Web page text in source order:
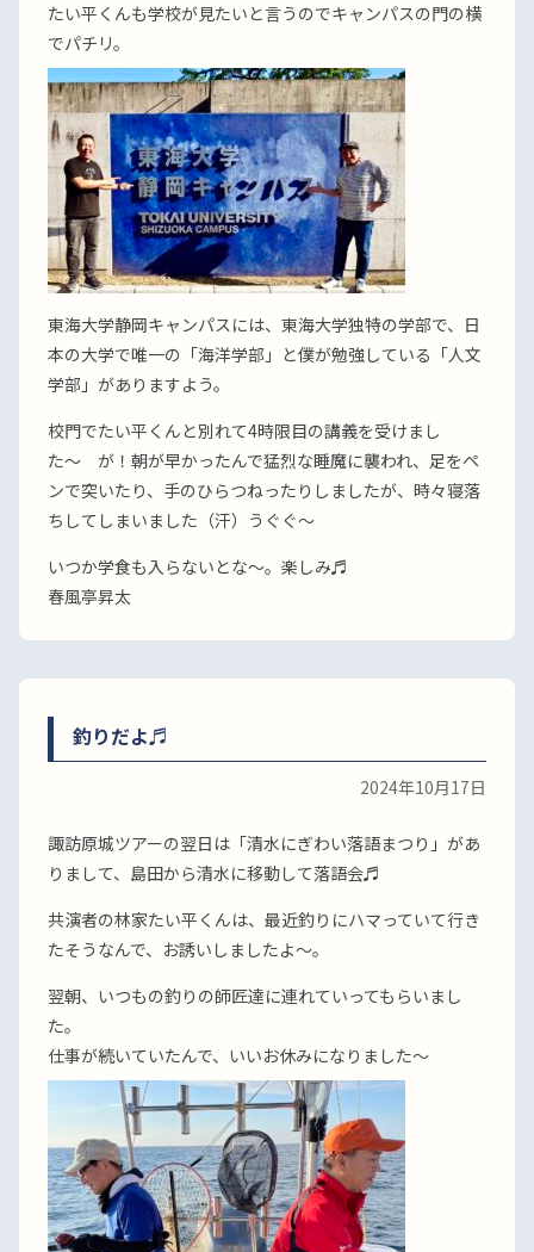
たい平くんも学校が見たいと言うのでキャンパスの門の横
でパチリ。
東海大学静岡キャンパスには、東海大学独特の学部で、日
本の大学で唯一の「海洋学部」と僕が勉強している「人文
学部」がありますよう。
校門でたい平くんと別れて4時限目の講義を受けまし
た〜 が！朝が早かったんで猛烈な睡魔に襲われ、足をペ
ンで突いたり、手のひらつねったりしましたが、時々寝落
ちしてしまいました（汗）うぐぐ〜
いつか学食も入らないとな〜。楽しみ♬
春風亭昇太
釣りだよ♬
2024年10月17日
諏訪原城ツアーの翌日は「清水にぎわい落語まつり」があ
りまして、島田から清水に移動して落語会♬
共演者の林家たい平くんは、最近釣りにハマっていて行き
たそうなんで、お誘いしましたよ〜。
翌朝、いつもの釣りの師匠達に連れていってもらいまし
た。
仕事が続いていたんで、いいお休みになりました〜